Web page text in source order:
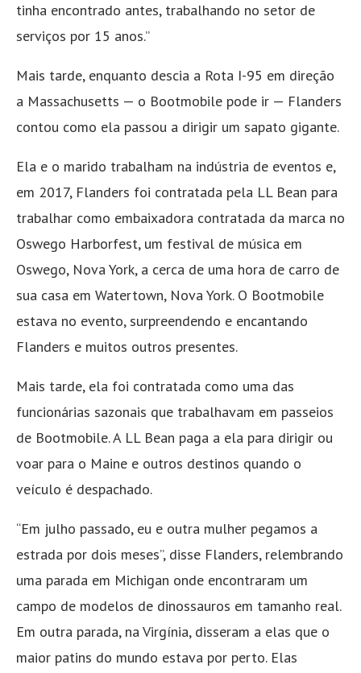
tinha encontrado antes, trabalhando no setor de
serviços por 15 anos.”
Mais tarde, enquanto descia a Rota I-95 em direção
a Massachusetts — o Bootmobile pode ir — Flanders
contou como ela passou a dirigir um sapato gigante.
Ela e o marido trabalham na indústria de eventos e,
em 2017, Flanders foi contratada pela LL Bean para
trabalhar como embaixadora contratada da marca no
Oswego Harborfest, um festival de música em
Oswego, Nova York, a cerca de uma hora de carro de
sua casa em Watertown, Nova York. O Bootmobile
estava no evento, surpreendendo e encantando
Flanders e muitos outros presentes.
Mais tarde, ela foi contratada como uma das
funcionárias sazonais que trabalhavam em passeios
de Bootmobile. A LL Bean paga a ela para dirigir ou
voar para o Maine e outros destinos quando o
veículo é despachado.
“Em julho passado, eu e outra mulher pegamos a
estrada por dois meses”, disse Flanders, relembrando
uma parada em Michigan onde encontraram um
campo de modelos de dinossauros em tamanho real.
Em outra parada, na Virgínia, disseram a elas que o
maior patins do mundo estava por perto. Elas